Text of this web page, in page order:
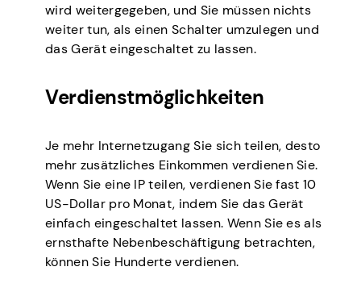
wird weitergegeben, und Sie müssen nichts
weiter tun, als einen Schalter umzulegen und
das Gerät eingeschaltet zu lassen.
Verdienstmöglichkeiten
Je mehr Internetzugang Sie sich teilen, desto
mehr zusätzliches Einkommen verdienen Sie.
Wenn Sie eine IP teilen, verdienen Sie fast 10
US-Dollar pro Monat, indem Sie das Gerät
einfach eingeschaltet lassen. Wenn Sie es als
ernsthafte Nebenbeschäftigung betrachten,
können Sie Hunderte verdienen.